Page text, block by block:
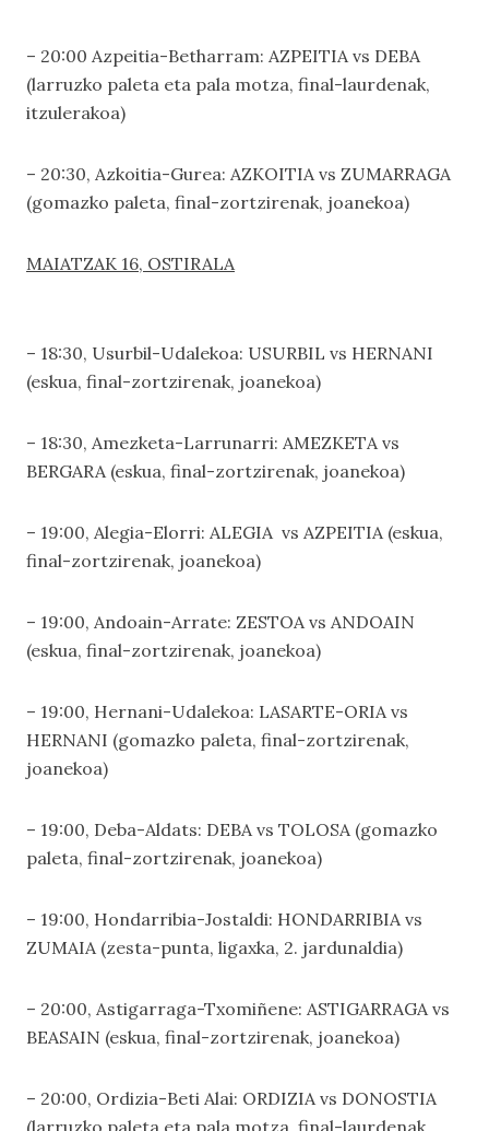
– 20:00 Azpeitia-Betharram: AZPEITIA vs DEBA
(larruzko paleta eta pala motza, final-laurdenak,
itzulerakoa)
– 20:30, Azkoitia-Gurea: AZKOITIA vs ZUMARRAGA
(gomazko paleta, final-zortzirenak, joanekoa)
MAIATZAK 16, OSTIRALA
– 18:30, Usurbil-Udalekoa: USURBIL vs HERNANI
(eskua, final-zortzirenak, joanekoa)
– 18:30, Amezketa-Larrunarri: AMEZKETA vs
BERGARA (eskua, final-zortzirenak, joanekoa)
– 19:00, Alegia-Elorri: ALEGIA vs AZPEITIA (eskua,
final-zortzirenak, joanekoa)
– 19:00, Andoain-Arrate: ZESTOA vs ANDOAIN
(eskua, final-zortzirenak, joanekoa)
– 19:00, Hernani-Udalekoa: LASARTE-ORIA vs
HERNANI (gomazko paleta, final-zortzirenak,
joanekoa)
– 19:00, Deba-Aldats: DEBA vs TOLOSA (gomazko
paleta, final-zortzirenak, joanekoa)
– 19:00, Hondarribia-Jostaldi: HONDARRIBIA vs
ZUMAIA (zesta-punta, ligaxka, 2. jardunaldia)
– 20:00, Astigarraga-Txomiñene: ASTIGARRAGA vs
BEASAIN (eskua, final-zortzirenak, joanekoa)
– 20:00, Ordizia-Beti Alai: ORDIZIA vs DONOSTIA
(larruzko paleta eta pala motza, final-laurdenak,